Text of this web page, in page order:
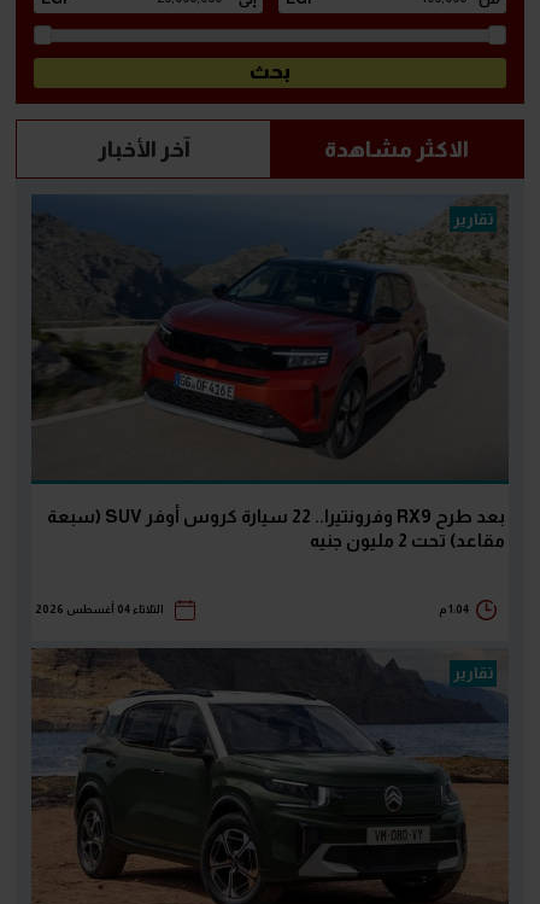
الاكثر مشاهدة آخر الأخبار
تقارير
بعد طرح RX9 وفرونتيرا.. 22 سيارة كروس أوفر SUV (سبعة
مقاعد) تحت 2 مليون جنيه
1:04 م الثلاثاء 04 أغسطس 2026
تقارير